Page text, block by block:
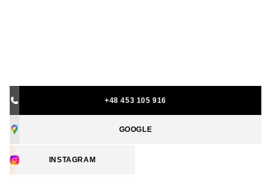
+48 453 105 916
GOOGLE
INSTAGRAM